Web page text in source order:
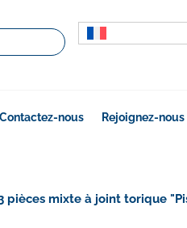
Contactez-nous Rejoignez-nous
pièces mixte à joint torique